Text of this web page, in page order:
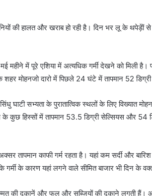
की हालत और खराब हो रही है। दिन भर लू के थपेड़ेों से
महीने में पूरे एशिया में अत्यधिक गर्मी देखने को मिली है।
शहर मोहनजो दारो में पिछले 24 घंटे में तापमान 52
घाटी सभ्यता के पुरातात्विक स्थलों के लिए विख्यात
कुछ हिस्सों में तापमान 53.5 डिग्री सेल्सियस और 54
तापमान काफी गर्म रहता है। यहां कम सर्दी और
गर्मी के कारण यहां लगने वाले सीमित बाजार भी दिन के
की दुकानें और फल और सब्जियों की दुकाने लगती हैं।